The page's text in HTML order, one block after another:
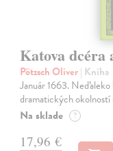
Katova dcéra
Pötzsch Oliver| Kniha
Január 1663. Neďaleko
dramatických
Na sklade ?
17,96 €